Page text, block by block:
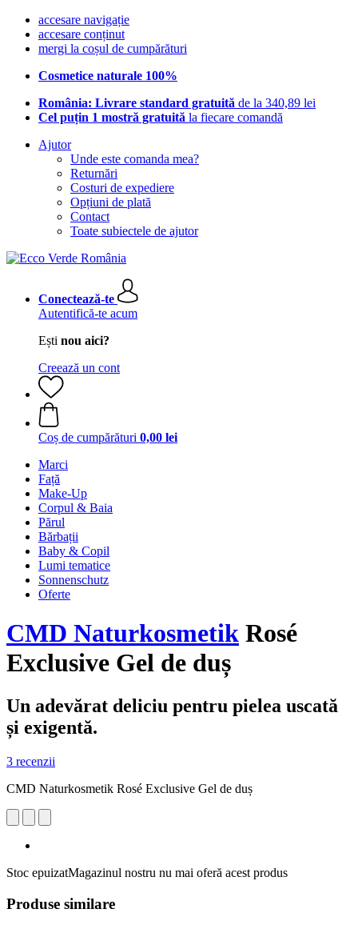
accesare navigație
accesare conținut
mergi la coșul de cumpărături
Cosmetice naturale 100%
România: Livrare standard gratuită de la 340,89 lei
Cel puțin 1 mostră gratuită la fiecare comandă
Ajutor
Unde este comanda mea?
Returnări
Costuri de expediere
Opțiuni de plată
Contact
Toate subiectele de ajutor
Conectează-te
Autentifică-te acum
Ești nou aici?
Creează un cont
Coș de cumpărături 0,00 lei
Marci
Față
Make-Up
Corpul & Baia
Părul
Bărbații
Baby & Copil
Lumi tematice
Sonnenschutz
Oferte
CMD Naturkosmetik Rosé
Exclusive Gel de duș
Un adevărat deliciu pentru pielea uscată
și exigentă.
3 recenzii
CMD Naturkosmetik Rosé Exclusive Gel de duș
Stoc epuizatMagazinul nostru nu mai oferă acest produs
Produse similare